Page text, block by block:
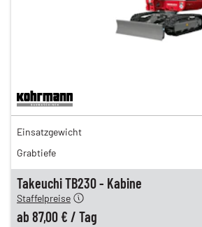
Takeuchi TB230 - Kabine
151,00 €
126,00 €
105,00 €
Staffelpreise
ab 87,00 € / Tag
12,00 €
Einsatzgewicht
Grabtiefe